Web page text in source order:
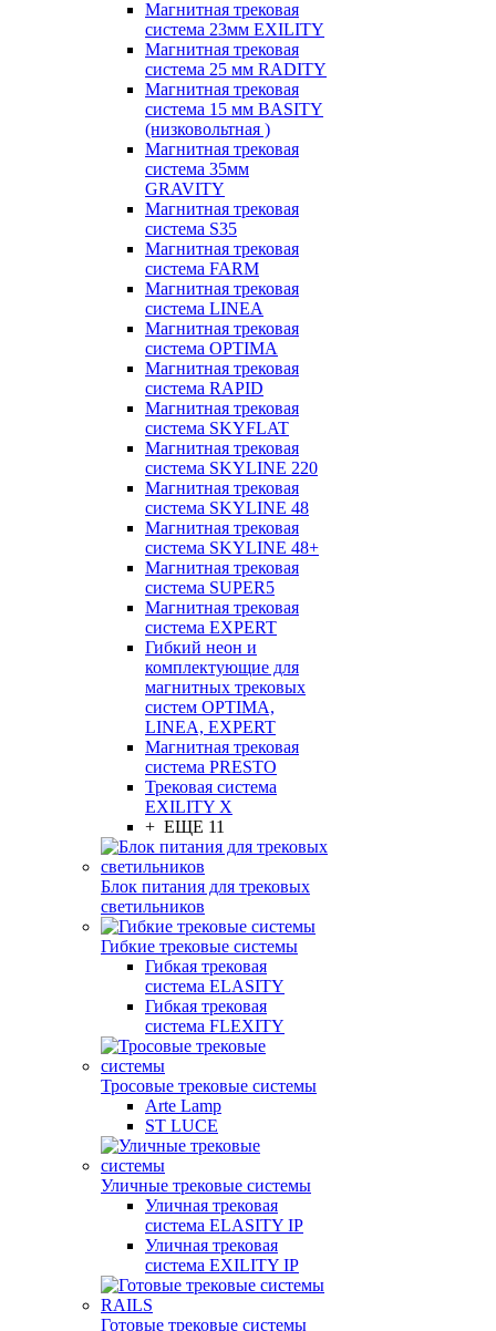
Магнитная трековая
система 23мм EXILITY
Магнитная трековая
система 25 мм RADITY
Магнитная трековая
система 15 мм BASITY
(низковольтная )
Магнитная трековая
система 35мм
GRAVITY
Магнитная трековая
система S35
Магнитная трековая
система FARM
Магнитная трековая
система LINEA
Магнитная трековая
система OPTIMA
Магнитная трековая
система RAPID
Магнитная трековая
система SKYFLAT
Магнитная трековая
система SKYLINE 220
Магнитная трековая
система SKYLINE 48
Магнитная трековая
система SKYLINE 48+
Магнитная трековая
система SUPER5
Магнитная трековая
система EXPERT
Гибкий неон и
комплектующие для
магнитных трековых
систем OPTIMA,
LINEA, EXPERT
Магнитная трековая
система PRESTO
Трековая система
EXILITY X
+ ЕЩЕ 11
Блок питания для трековых
светильников
Гибкие трековые системы
Гибкая трековая
система ELASITY
Гибкая трековая
система FLEXITY
Тросовые трековые системы
Arte Lamp
ST LUCE
Уличные трековые системы
Уличная трековая
система ELASITY IP
Уличная трековая
система EXILITY IP
Готовые трековые системы